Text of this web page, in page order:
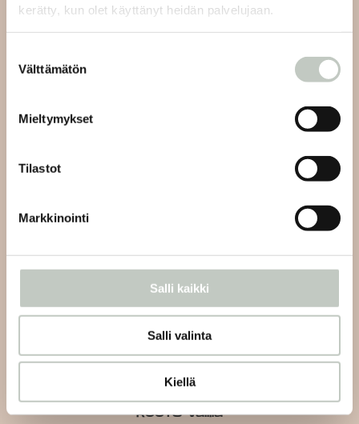
kerätty, kun olet käyttänyt heidän palvelujaan.
valinta
Välttämätön
Mieltymykset
Tilastot
Markkinointi
Salli kaikki
Salli valinta
Kiellä
Lähetämme sinulle vastauksen viestiisi 48 tunnin sisällä
+358 50 5486084
Vallila:+358 40 1438600
Herttoniemi: +358 40 7526070
Tietosuojaseloste
Toimitus- ja maksuehdot
Evästeiden hallinta
ROOTS Vallila